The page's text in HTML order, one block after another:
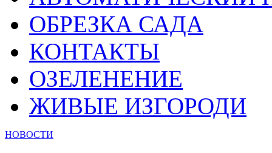
ОБРЕЗКА САДА
КОНТАКТЫ
ОЗЕЛЕНЕНИЕ
ЖИВЫЕ ИЗГОРОДИ
НОВОСТИ